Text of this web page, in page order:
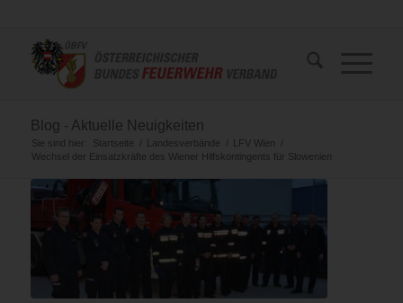
Blog - Aktuelle Neuigkeiten
Sie sind hier: Startseite / Landesverbände / LFV Wien
/
Wechsel der Einsatzkräfte des Wiener Hilfskontingents für Slowenien